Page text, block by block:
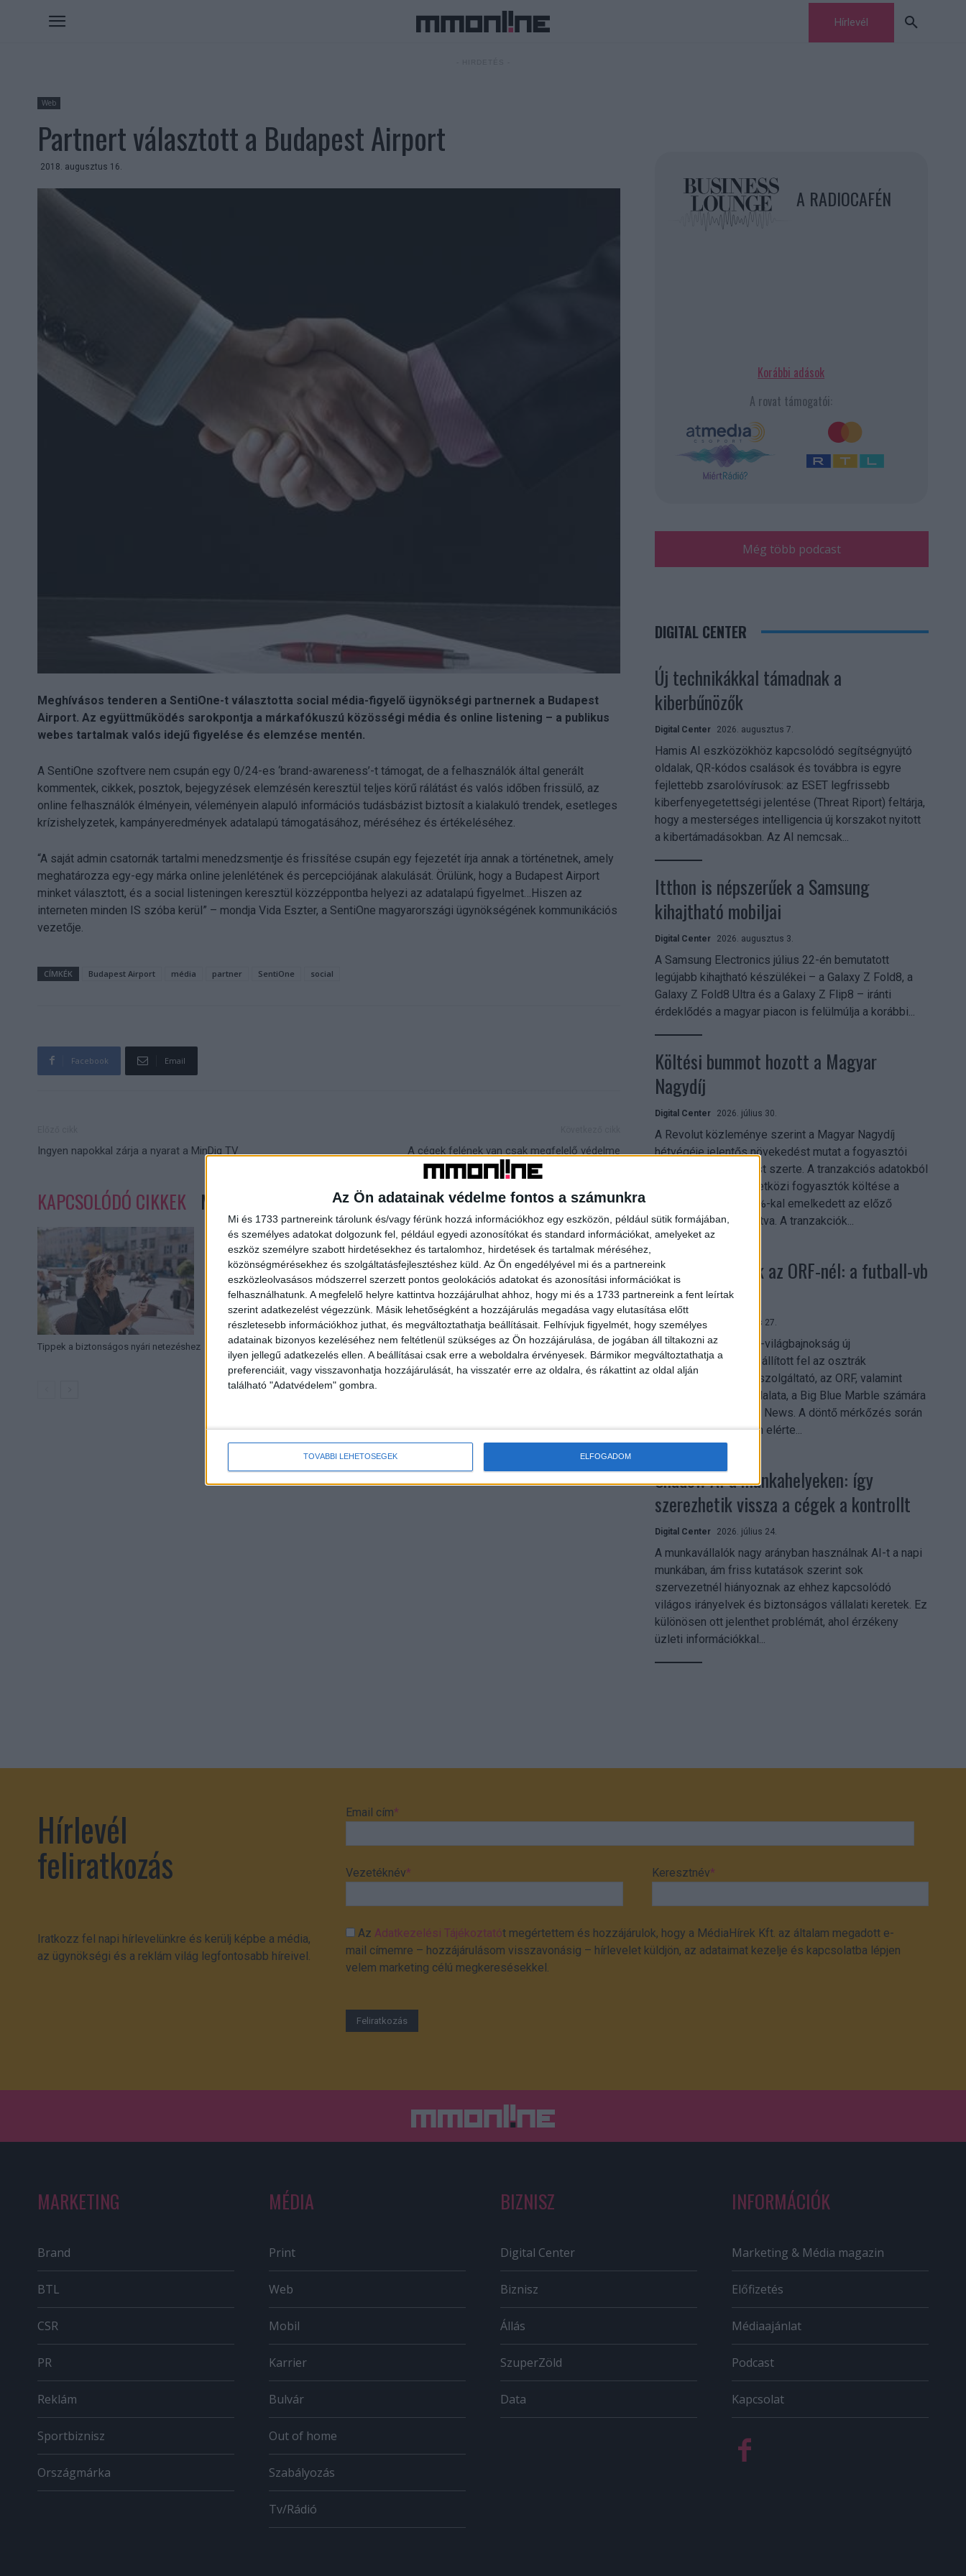
Az Ön adatainak védelme fontos a számunkra
Mi és 1733 partnereink tárolunk és/vagy férünk hozzá információkhoz egy eszközön, például sütik formájában,
és személyes adatokat dolgozunk fel, például egyedi azonosítókat és standard információkat, amelyeket az
eszköz személyre szabott hirdetésekhez és tartalomhoz, hirdetések és tartalmak méréséhez,
közönségmérésekhez és szolgáltatásfejlesztéshez küld. Az Ön engedélyével mi és a partnereink
eszközleolvasásos módszerrel szerzett pontos geolokációs adatokat és azonosítási információkat is
felhasználhatunk. A megfelelő helyre kattintva hozzájárulhat ahhoz, hogy mi és a 1733 partnereink a fent leírtak
szerint adatkezelést végezzünk. Másik lehetőségként a hozzájárulás megadása vagy elutasítása előtt
részletesebb információkhoz juthat, és megváltoztathatja beállításait. Felhívjuk figyelmét, hogy személyes
adatainak bizonyos kezeléséhez nem feltétlenül szükséges az Ön hozzájárulása, de jogában áll tiltakozni az
ilyen jellegű adatkezelés ellen. A beállításai csak erre a weboldalra érvényesek. Bármikor megváltoztathatja a
preferenciáit, vagy visszavonhatja hozzájárulását, ha visszatér erre az oldalra, és rákattint az oldal alján
található "Adatvédelem" gombra.
TOVÁBBI LEHETŐSÉGEK ELFOGADOM
Hírlevél
Web
Partnert választott a Budapest Airport
2018. augusztus 16.
Meghívásos tenderen a SentiOne-t választotta social média-figyelő ügynökségi partnernek a Budapest
Airport. Az együttműködés sarokpontja a márkafókuszú közösségi média és online listening – a publikus
webes tartalmak valós idejű figyelése és elemzése mentén.
A SentiOne szoftvere nem csupán egy 0/24-es ‘brand-awareness’-t támogat, de a felhasználók által generált
kommentek, cikkek, posztok, bejegyzések elemzésén keresztül teljes körű rálátást és valós időben frissülő, az
online felhasználók élményein, véleményein alapuló információs tudásbázist biztosít a kialakuló trendek, esetleges
krízishelyzetek, kampányeredmények adatalapú támogatásához, méréséhez és értékeléséhez.
“A saját admin csatornák tartalmi menedzsmentje és frissítése csupán egy fejezetét írja annak a történetnek, amely
meghatározza egy-egy márka online jelenlétének és percepciójának alakulását. Örülünk, hogy a Budapest Airport
minket választott, és a social listeningen keresztül közzéppontba helyezi az adatalapú figyelmet…Hiszen az
interneten minden IS szóba kerül” – mondja Vida Eszter, a SentiOne magyarországi ügynökségének kommunikációs
vezetője.
CÍMKÉK Budapest Airport média partner SentiOne social
Facebook Email
Ingyen napokkal zárja a nyarat a MinDig TV A cégek felének van csak megfelelő védelme
KAPCSOLÓDÓ CIKKEK MORE FROM AUTHOR
Tippek a biztonságos nyári netezéshez
Vezetékes internet szolgáltatását indít a
Yettel
Hatalmas leépítést jelentettek be a
Mandinernél
A RADIOCAFÉN
Korábbi adások
A rovat támogatói:
Még több podcast
DIGITAL CENTER
Új technikákkal támadnak a
kiberbűnözők
Digital Center 2026. augusztus 7.
Hamis AI eszközökhöz kapcsolódó segítségnyújtó
oldalak, QR-kódos csalások és továbbra is egyre
fejlettebb zsarolóvírusok: az ESET legfrissebb
kiberfenyegetettségi jelentése (Threat Riport) feltárja,
hogy a mesterséges intelligencia új korszakot nyitott
a kibertámadásokban. Az AI nemcsak...
Itthon is népszerűek a Samsung
kihajtható mobiljai
Digital Center 2026. augusztus 3.
A Samsung Electronics július 22-én bemutatott
legújabb kihajtható készülékei – a Galaxy Z Fold8, a
Galaxy Z Fold8 Ultra és a Galaxy Z Flip8 – iránti
érdeklődés a magyar piacon is felülmúlja a korábbi...
Költési bummot hozott a Magyar
Nagydíj
Digital Center 2026. július 30.
A Revolut közleménye szerint a Magyar Nagydíj
hétvégéje jelentős növekedést mutat a fogyasztói
aktivitásban Budapest szerte. A tranzakciós adatokból
kiderül, hogy a nemzetközi fogyasztók költése a
versenyhétvégén 26%-kal emelkedett az előző
hétvégéhez viszonyítva. A tranzakciók...
Rekordok dőltek az ORF-nél: a futball-vb
mindent vitt
Digital Center 2026. július 27.
A 2026-os labdarúgó-világbajnokság új
streamingrekordokat állított fel az osztrák
közszolgálati műsorszolgáltató, az ORF, valamint
technológiai leányvállalata, a Big Blue Marble számára
– írja a Broadband TV News. A döntő mérkőzés során
az átlagos nézőszám elérte...
Shadow AI a munkahelyeken: így
szerezhetik vissza a cégek a kontrollt
Digital Center 2026. július 24.
A munkavállalók nagy arányban használnak AI-t a napi
munkában, ám friss kutatások szerint sok
szervezetnél hiányoznak az ehhez kapcsolódó
világos irányelvek és biztonságos vállalati keretek. Ez
különösen ott jelenthet problémát, ahol érzékeny
üzleti információkkal...
Hírlevél
feliratkozás
Iratkozz fel napi hírlevelünkre és kerülj képbe a média,
az ügynökségi és a reklám világ legfontosabb híreivel.
Email cím*
Vezetéknév* Keresztnév*
AzAdatkezelési Tájékoztatót megértettem és hozzájárulok, hogy a MédiaHírek Kft. az általam megadott e-
mail címemre – hozzájárulásom visszavonásig – hírlevelet küldjön, az adataimat kezelje és kapcsolatba lépjen
velem marketing célú megkeresésekkel.
MARKETING
Brand
BTL
CSR
PR
Reklám
Sportbiznisz
Országmárka
MÉDIA
Print
Web
Mobil
Karrier
Bulvár
Out of home
Szabályozás
Tv/Rádió
BIZNISZ
Digital Center
Biznisz
Állás
SzuperZöld
Data
INFORMÁCIÓK
Marketing & Média magazin
Előfizetés
Médiaajánlat
Podcast
Kapcsolat